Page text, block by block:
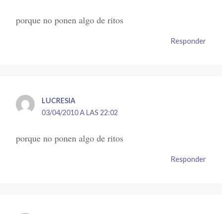
porque no ponen algo de ritos
Responder
LUCRESIA
03/04/2010 A LAS 22:02
porque no ponen algo de ritos
Responder